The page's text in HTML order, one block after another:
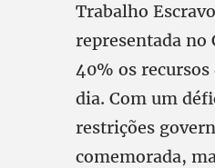
Trabalho
representada no
40% os
dia. Com um
restrições
comemorada,